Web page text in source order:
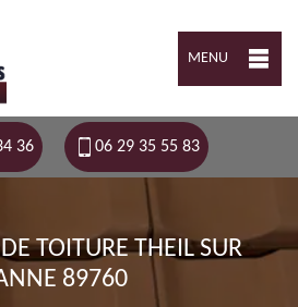
MENU
36 06 29 35 55 83
TOITURE THEIL SUR
89760